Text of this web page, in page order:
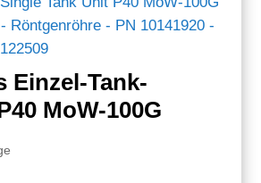
Einzel-Tank-
MoW-100G